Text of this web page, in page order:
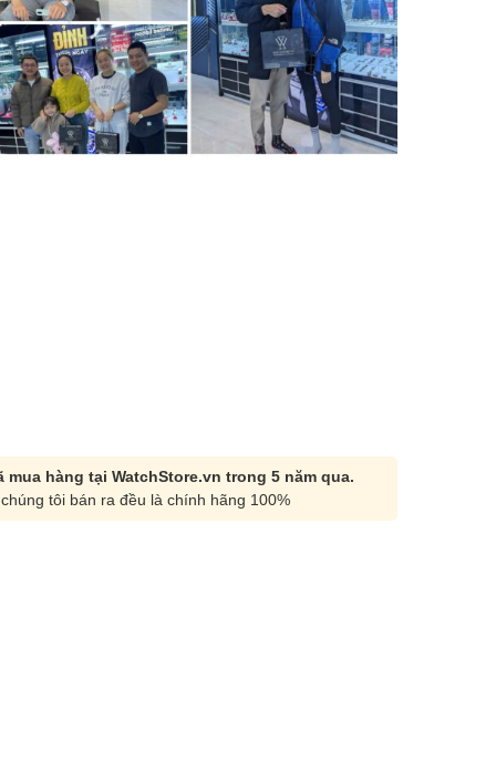
mua hàng tại WatchStore.vn trong 5 năm qua.
tôi bán ra đều là chính hãng 100%